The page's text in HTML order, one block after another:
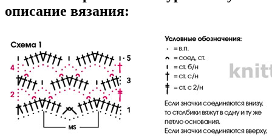
описание вязания: